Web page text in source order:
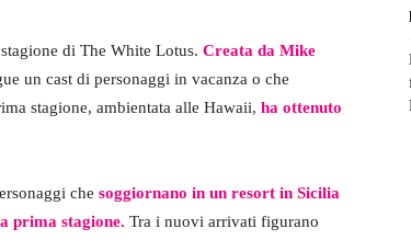
di The White Lotus. Creata da Mike
un cast di personaggi in vacanza o che
stagione, ambientata alle Hawaii, ha ottenuto
che soggiornano in un resort in Sicilia
prima stagione. Tra i nuovi arrivati figurano